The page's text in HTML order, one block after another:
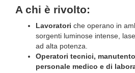
A chi è rivolto:
Lavoratori che operano in
sorgenti luminose intense,
ad alta potenza.
Operatori tecnici,
personale medico e di